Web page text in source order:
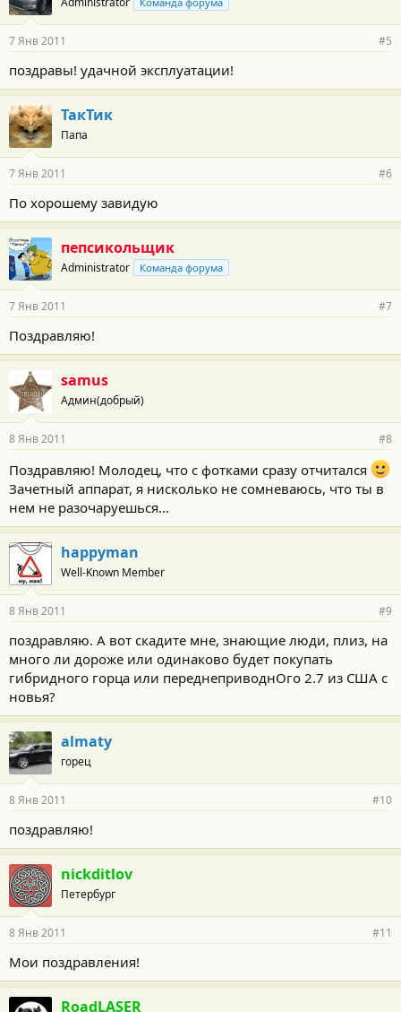
7 Янв 2011 #5
поздравы! удачной эксплуатации!
ТакТик
Папа
7 Янв 2011 #6
По хорошему завидую
пепсикольщик
Administrator Команда форума
7 Янв 2011 #7
Поздравляю!
samus
Админ(добрый)
8 Янв 2011 #8
Поздравляю! Молодец, что с фотками сразу отчитался
Зачетный аппарат, я нисколько не сомневаюсь, что ты в
нем не разочаруешься...
happyman
Well-Known Member
8 Янв 2011 #9
поздравляю. А вот скадите мне, знающие люди, плиз, на
много ли дороже или одинаково будет покупать
гибридного горца или переднеприводнОго 2.7 из США с
новья?
almaty
горец
8 Янв 2011 #10
поздравляю!
nickditlov
Петербург
8 Янв 2011 #11
Мои поздравления!
RoadLASER